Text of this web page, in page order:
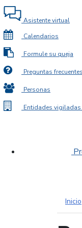
Asistente virtual
Calendarios
Formule su queja
Preguntas frecuentes
Personas
Entidades
Inicio